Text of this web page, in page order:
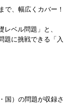
で、幅広くカバー！
ベル問題」と、
題に挑戦できる「入
国）の問題が収録さ